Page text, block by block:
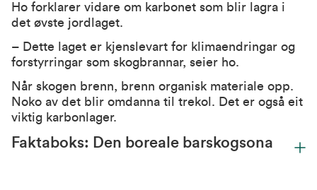
Ho forklarer vidare om karbonet som blir lagra i
det øvste jordlaget.
– Dette laget er kjenslevart for klimaendringar og
forstyrringar som skogbrannar, seier ho.
Når skogen brenn, brenn organisk materiale opp.
Noko av det blir omdanna til trekol. Det er også eit
viktig karbonlager.
Faktaboks: Den boreale barskogsona